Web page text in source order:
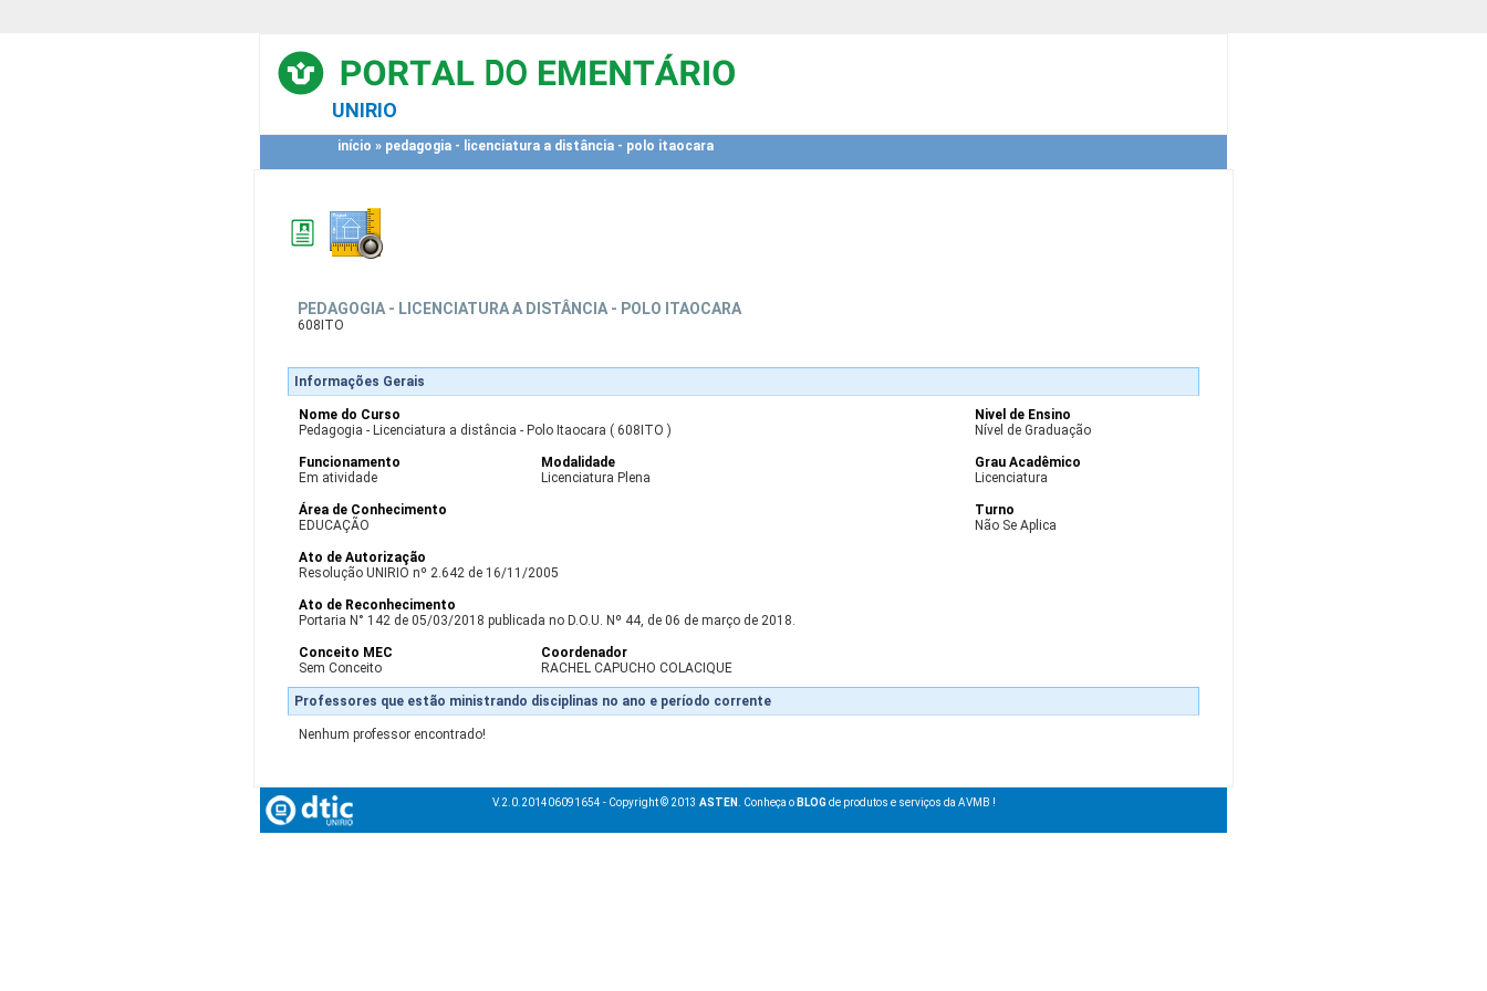
UNIRIO
início » pedagogia - licenciatura a distância - polo itaocara
PEDAGOGIA - LICENCIATURA A DISTÂNCIA - POLO ITAOCARA
608ITO
Informações Gerais
Nome do Curso
Pedagogia - Licenciatura a distância - Polo Itaocara ( 608ITO )
Nivel de Ensino
Nível de Graduação
Funcionamento
Em atividade
Modalidade
Licenciatura Plena
Grau Acadêmico
Licenciatura
Área de Conhecimento
EDUCAÇÃO
Turno
Não Se Aplica
Ato de Autorização
Resolução UNIRIO nº 2.642 de 16/11/2005
Ato de Reconhecimento
Portaria N° 142 de 05/03/2018 publicada no D.O.U. Nº 44, de 06 de março de 2018.
Conceito MEC
Sem Conceito
Coordenador
RACHEL CAPUCHO COLACIQUE
Professores que estão ministrando disciplinas no ano e período corrente
Nenhum professor encontrado!
V.2.0.201406091654 - Copyright © 2013 ASTEN . Conheça o BLOGde produtos e serviços da AVMB !